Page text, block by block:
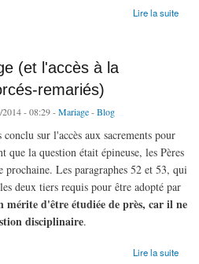
Lire la suite
(et l'accès à la
remariés)
- 08:29 -Mariage-Blog
sur l'accès aux sacrements pour
que la question était épineuse, les Pères
prochaine. Les paragraphes 52 et 53, qui
deux tiers requis pour être adopté par
mérite d'être étudiée de près, car il ne
disciplinaire.
Lire la suite
communion des divorcés-remariés)